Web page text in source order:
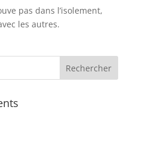
pas dans l’isolement,
les autres.